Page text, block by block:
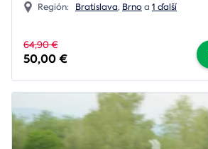
Región: Bratislava, Brnoa 1 ďalší
64,90 €
50,00 €